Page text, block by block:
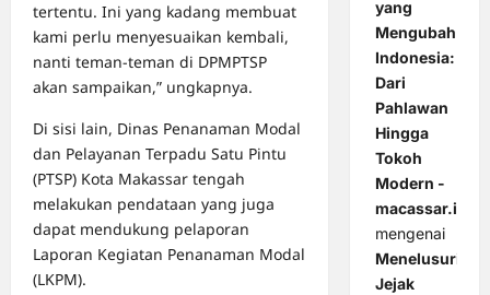
tertentu. Ini yang kadang membuat
kami perlu menyesuaikan kembali,
nanti teman-teman di DPMPTSP
akan sampaikan,” ungkapnya.
Di sisi lain, Dinas Penanaman Modal
dan Pelayanan Terpadu Satu Pintu
(PTSP) Kota Makassar tengah
melakukan pendataan yang juga
dapat mendukung pelaporan
Laporan Kegiatan Penanaman Modal
(LKPM).
yang
Mengubah
Indonesia:
Dari
Pahlawan
Hingga
Tokoh
Modern -
macassar.id
mengenai
Menelusuri
Jejak